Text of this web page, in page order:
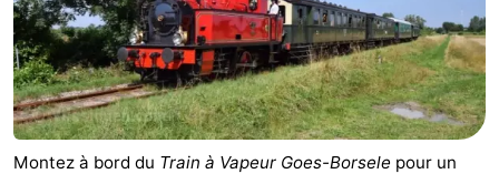
Montez à bord du Train à Vapeur Goes-Borsele pour un